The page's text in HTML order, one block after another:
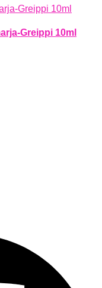
Greippi 10ml